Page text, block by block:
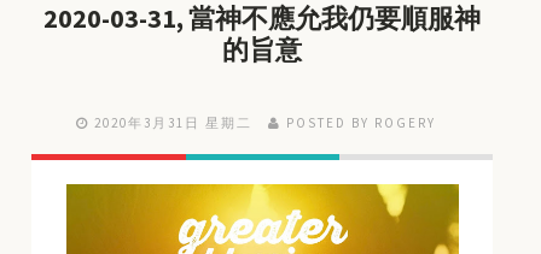
2020-03-31, 當神不應允我仍要順服神
的旨意
2020年3月31日 星期二 POSTED BY ROGERY